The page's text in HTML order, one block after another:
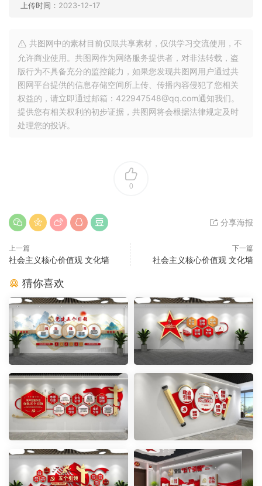
上传时间： 2023-12-17
共图网中的素材目前仅限共享素材，仅供学习交流使用，不
允许商业使用。共图网作为网络服务提供者，对非法转载，盗
版行为不具备充分的监控能力，如果您发现共图网用户通过共
图网平台提供的信息存储空间所上传、传播内容侵犯了您相关
权益的，请立即通过邮箱：422947548@qq.com通知我们。
提供您有相关权利的初步证据，共图网将会根据法律规定及时
处理您的投诉。
0
分享海报
上一篇
社会主义核心价值观 文化墙
下一篇
社会主义核心价值观 文化墙
猜你喜欢